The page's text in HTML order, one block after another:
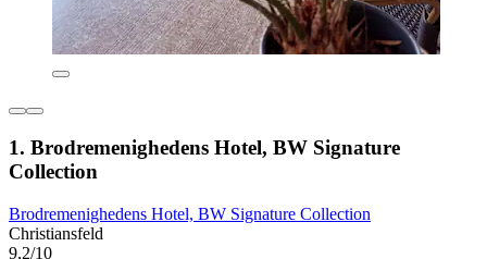
1. Brodremenighedens Hotel, BW Signature
Collection
Brodremenighedens Hotel, BW Signature Collection
Christiansfeld
9,2/10